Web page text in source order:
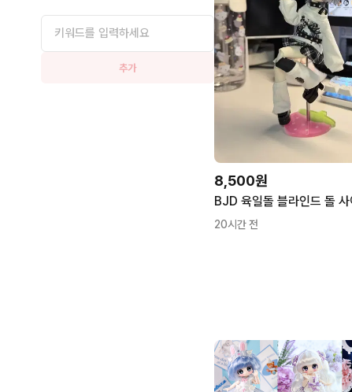
추가
8,500원
20시간 전